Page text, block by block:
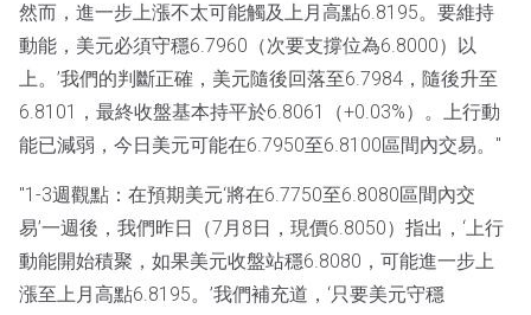
然而，進一步上漲不太可能觸及上月高點6.8195。要維持
動能，美元必須守穩6.7960（次要支撐位為6.8000）以
上。’我們的判斷正確，美元隨後回落至6.7984，隨後升至
6.8101，最終收盤基本持平於6.8061（+0.03%）。上行動
能已減弱，今日美元可能在6.7950至6.8100區間內交易。"
"1-3週觀點：在預期美元‘將在6.7750至6.8080區間內交
易’一週後，我們昨日（7月8日，現價6.8050）指出，‘上行
動能開始積聚，如果美元收盤站穩6.8080，可能進一步上
漲至上月高點6.8195。’我們補充道，‘只要美元守穩